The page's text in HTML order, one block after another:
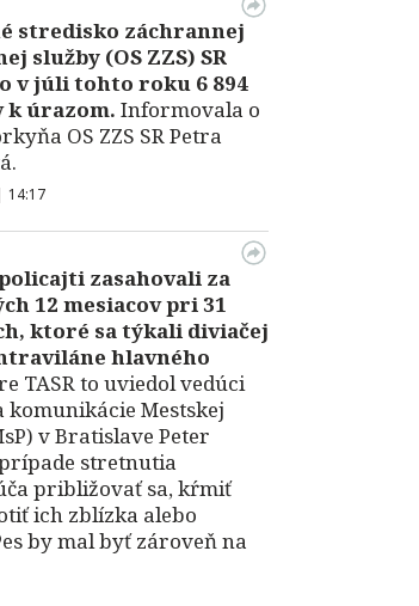
stredisko záchrannej
služby (OS ZZS) SR
v júli tohto roku 6 894
k úrazom. Informovala o
OS ZZS SR Petra
14:17
zasahovali za
12 mesiacov pri 31
ktoré sa týkali diviačej
hlavného
TASR to uviedol vedúci
komunikácie Mestskej
v Bratislave Peter
stretnutia
približovať sa, kŕmiť
ich zblízka alebo
by mal byť zároveň na